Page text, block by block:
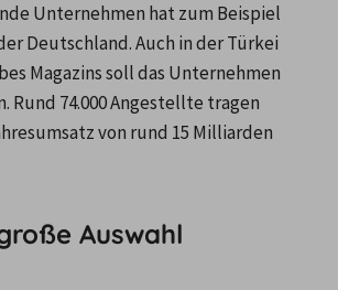
Unternehmen hat zum Beispiel
Deutschland. Auch in der Türkei
Magazins soll das Unternehmen
Rund 74.000 Angestellte tragen
von rund 15 Milliarden
Auswahl